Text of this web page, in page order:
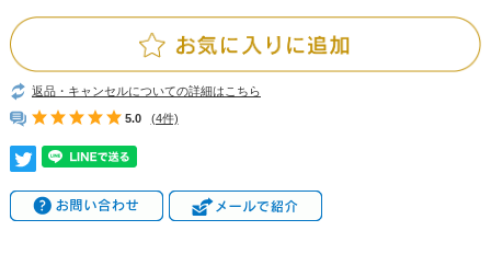
返品・キャンセルについての詳細はこちら
5.0 (4件)